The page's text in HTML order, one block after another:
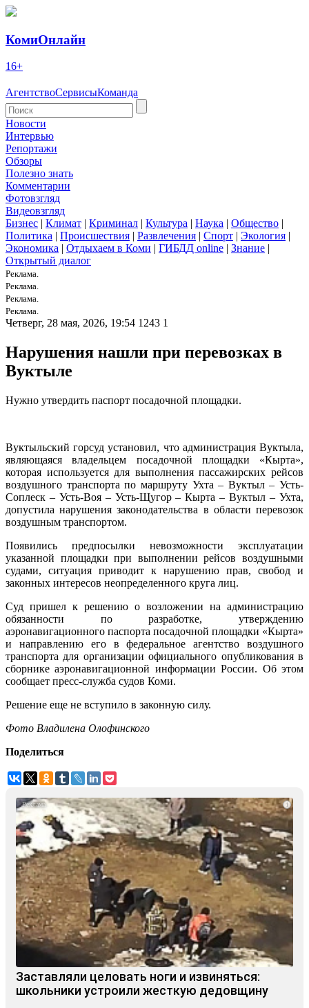
КомиОнлайн
16+
АгентствоСервисыКоманда
Новости
Интервью
Репортажи
Обзоры
Полезно знать
Комментарии
Фотовзгляд
Видеовзгляд
Бизнес | Климат | Криминал | Культура | Наука | Общество |
Политика | Происшествия | Развлечения | Спорт | Экология |
Экономика | Отдыхаем в Коми | ГИБДД online | Знание |
Открытый диалог
Реклама.
Реклама.
Реклама.
Реклама.
Четверг, 28 мая, 2026, 19:54 1243 1
Нарушения нашли при перевозках в
Вуктыле
Нужно утвердить паспорт посадочной площадки.
Вуктыльский горсуд установил, что администрация Вуктыла,
являющаяся владельцем посадочной площадки «Кырта»,
которая используется для выполнения пассажирских рейсов
воздушного транспорта по маршруту Ухта – Вуктыл – Усть-
Соплеск – Усть-Воя – Усть-Щугор – Кырта – Вуктыл – Ухта,
допустила нарушения законодательства в области перевозок
воздушным транспортом.
Появились предпосылки невозможности эксплуатации
указанной площадки при выполнении рейсов воздушными
судами, ситуация приводит к нарушению прав, свобод и
законных интересов неопределенного круга лиц.
Суд пришел к решению о возложении на администрацию
обязанности по разработке, утверждению
аэронавигационного паспорта посадочной площадки «Кырта»
и направлению его в федеральное агентство воздушного
транспорта для организации официального опубликования в
сборнике аэронавигационной информации России. Об этом
сообщает пресс-служба судов Коми.
Решение еще не вступило в законную силу.
Фото Владилена Олофинского
Поделиться
i
Заставляли целовать ноги и извиняться:
школьники устроили жесткую дедовщину